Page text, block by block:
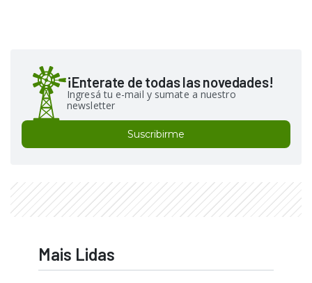
¡Enterate de todas las novedades!
Ingresá tu e-mail y sumate a nuestro
newsletter
Suscribirme
Mais Lidas